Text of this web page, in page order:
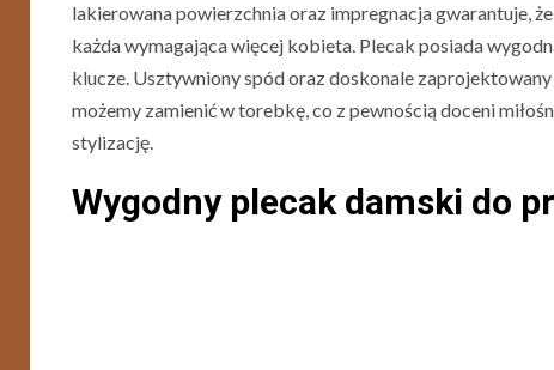
lakierowana powierzchnia oraz impregnacja gwarantuje,
każda wymagająca więcej kobieta. Plecak posiada
klucze. Usztywniony spód oraz doskonale
możemy zamienić w torebkę, co z pewnością doceni
stylizację.
Wygodny plecak damski do